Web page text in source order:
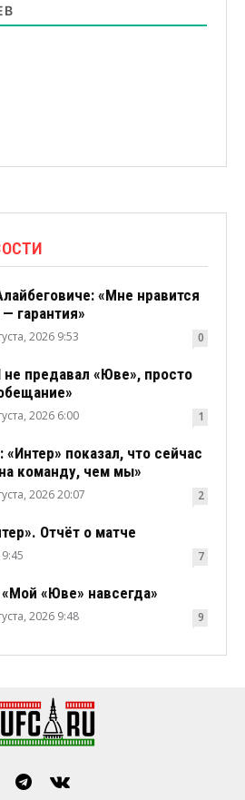
«Мне нравится
гарантия»
2026 9:53 0
предавал «Юве», просто
2026 6:00 1
показал, что сейчас
команду, чем мы»
2026 20:07 2
Отчёт о матче
7
«Юве» навсегда»
2026 9:48 9